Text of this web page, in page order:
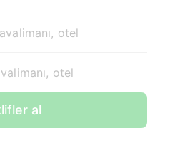
otel
otel
al